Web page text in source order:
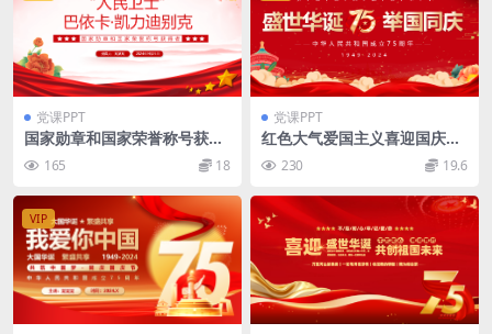
党课PPT
国家勋章和国家荣誉称号获得
者巴依卡·凯力迪别克PPT课件
模板165 18
党课PPT
红色大气爱国主义喜迎国庆建
国75周年党课课件PPT模板
230 19.6
VIP